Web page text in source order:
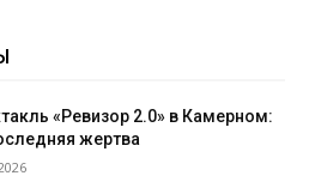
«Ревизор 2.0» в Камерном:
жертва